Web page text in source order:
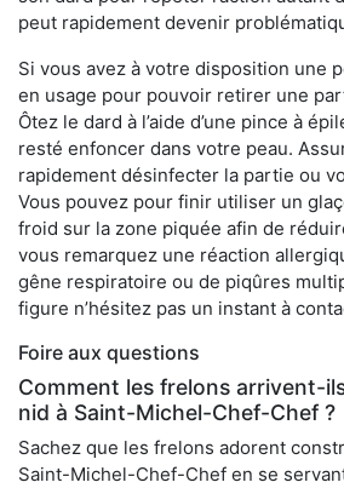
peut rapidement devenir
Si vous avez à votre disposition une
en usage pour pouvoir retirer une
Ôtez le dard à l’aide d’une pince à
resté enfoncer dans votre peau.
rapidement désinfecter la partie ou
Vous pouvez pour finir utiliser un
froid sur la zone piquée afin de
vous remarquez une réaction
gêne respiratoire ou de piqûres
figure n’hésitez pas un instant à
Foire aux questions
Comment les frelons arrivent-
nid à Saint-Michel-Chef-Chef ?
Sachez que les frelons adorent
Saint-Michel-Chef-Chef en se